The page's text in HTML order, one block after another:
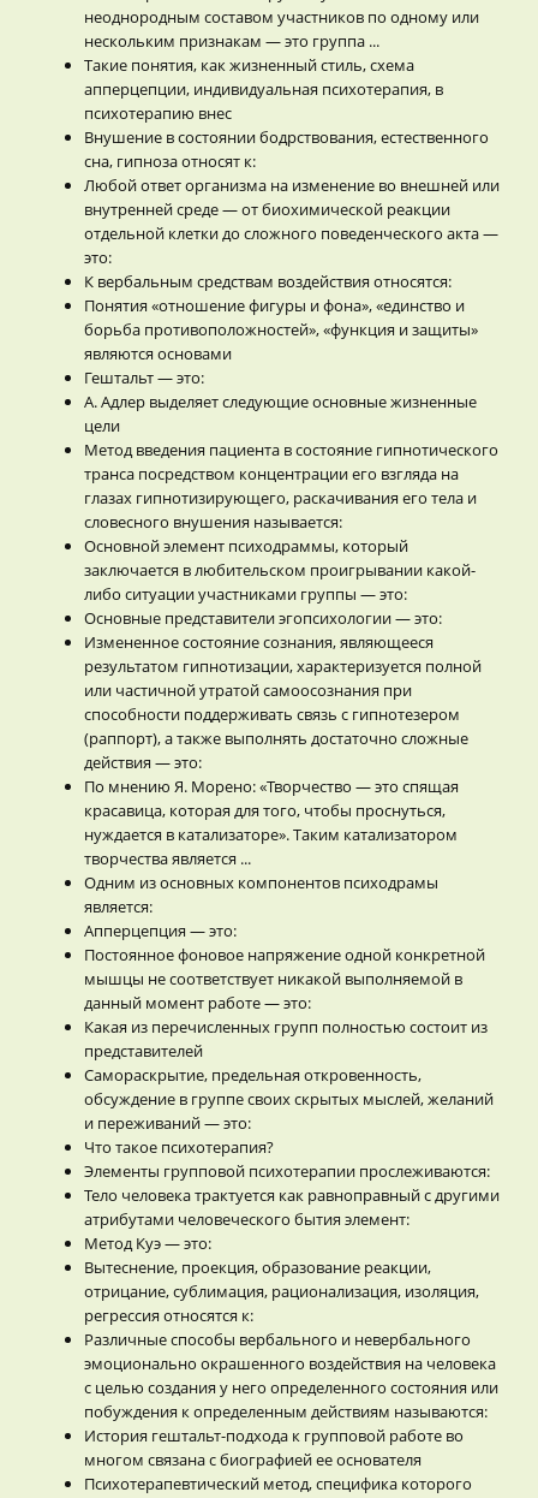
неоднородным составом участников по одному или
нескольким признакам — это группа ...
Такие понятия, как жизненный стиль, схема
апперцепции, индивидуальная психотерапия, в
психотерапию внес
Внушение в состоянии бодрствования, естественного
сна, гипноза относят к:
Любой ответ организма на изменение во внешней или
внутренней среде — от биохимической реакции
отдельной клетки до сложного поведенческого акта —
это:
К вербальным средствам воздействия относятся:
Понятия «отношение фигуры и фона», «единство и
борьба противоположностей», «функция и защиты»
являются основами
Гештальт — это:
А. Адлер выделяет следующие основные жизненные
цели
Метод введения пациента в состояние гипнотического
транса посредством концентрации его взгляда на
глазах гипнотизирующего, раскачивания его тела и
словесного внушения называется:
Основной элемент психодраммы, который
заключается в любительском проигрывании какой-
либо ситуации участниками группы — это:
Основные представители эгопсихологии — это:
Измененное состояние сознания, являющееся
результатом гипнотизации, характеризуется полной
или частичной утратой самоосознания при
способности поддерживать связь с гипнотезером
(раппорт), а также выполнять достаточно сложные
действия — это:
По мнению Я. Морено: «Творчество — это спящая
красавица, которая для того, чтобы проснуться,
нуждается в катализаторе». Таким катализатором
творчества является ...
Одним из основных компонентов психодрамы
является:
Апперцепция — это:
Постоянное фоновое напряжение одной конкретной
мышцы не соответствует никакой выполняемой в
данный момент работе — это:
Какая из перечисленных групп полностью состоит из
представителей
Самораскрытие, предельная откровенность,
обсуждение в группе своих скрытых мыслей, желаний
и переживаний — это:
Что такое психотерапия?
Элементы групповой психотерапии прослеживаются:
Тело человека трактуется как равноправный с другими
атрибутами человеческого бытия элемент:
Метод Куэ — это:
Вытеснение, проекция, образование реакции,
отрицание, сублимация, рационализация, изоляция,
регрессия относятся к:
Различные способы вербального и невербального
эмоционально окрашенного воздействия на человека
с целью создания у него определенного состояния или
побуждения к определенным действиям называются:
История гештальт-подхода к групповой работе во
многом связана с биографией ее основателя
Психотерапевтический метод, специфика которого